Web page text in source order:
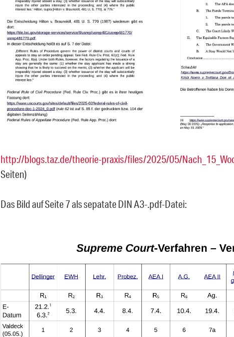
http://blogs.taz.de/theorie-praxis/files/2025/05/
Seiten)
Das Bild auf Seite 7 als sepatate DIN A3-.pdf-Datei: